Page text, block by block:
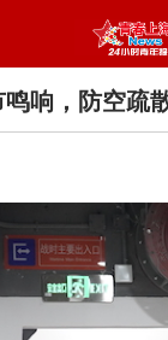
响，防空疏